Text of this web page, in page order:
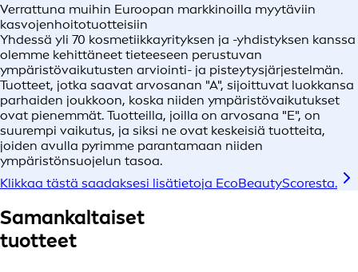
Verrattuna muihin Euroopan markkinoilla myytäviin
kasvojenhoitotuotteisiin
Yhdessä yli 70 kosmetiikkayrityksen ja -yhdistyksen kanssa
olemme kehittäneet tieteeseen perustuvan
ympäristövaikutusten arviointi- ja pisteytysjärjestelmän.
Tuotteet, jotka saavat arvosanan "A", sijoittuvat luokkansa
parhaiden joukkoon, koska niiden ympäristövaikutukset
ovat pienemmät. Tuotteilla, joilla on arvosana "E", on
suurempi vaikutus, ja siksi ne ovat keskeisiä tuotteita,
joiden avulla pyrimme parantamaan niiden
ympäristönsuojelun tasoa.
Klikkaa tästä saadaksesi lisätietoja EcoBeautyScoresta.
Samankaltaiset
tuotteet